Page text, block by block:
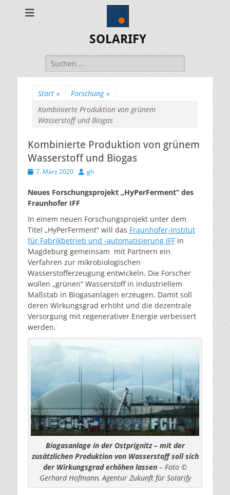
SOLARIFY
Suchen
nach:
Start » Forschung »
Kombinierte Produktion von grünem
Wasserstoff und Biogas
Kombinierte Produktion von grünem
Wasserstoff und Biogas
Veröffentlicht
7. März 2020 Autor
gh
Neues Forschungsprojekt „HyPerFerment“ des
Fraunhofer IFF
In einem neuen Forschungsprojekt unter dem
Titel „HyPerFerment“ will das Fraunhofer-Institut
für Fabrikbetrieb und -automatisierung IFF in
Magdeburg gemeinsam mit Partnern ein
Verfahren zur mikrobiologischen
Wasserstofferzeugung entwickeln. Die Forscher
wollen „grünen“ Wasserstoff in industriellem
Maßstab in Biogasanlagen erzeugen. Damit soll
deren Wirkungsgrad erhöht und die dezentrale
Versorgung mit regenerativer Energie verbessert
werden.
Biogasanlage in der Ostprignitz – mit der
zusätzlichen Produktion von Wasserstoff soll sich
der Wirkungsgrad erhöhen lassen– Foto ©
Gerhard Hofmann, Agentur Zukunft für Solarify